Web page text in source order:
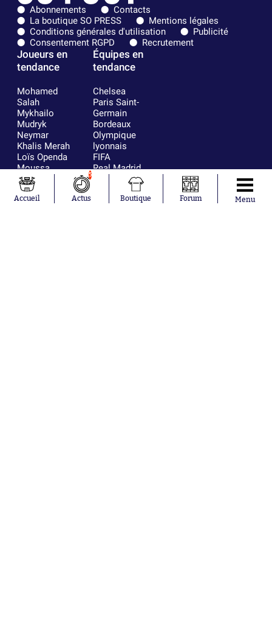
Abonnements
Contacts
La boutique SO PRESS
Mentions légales
Conditions générales d'utilisation
Publicité
Consentement RGPD
Recrutement
Joueurs en
tendance
Mohamed
Salah
Mykhailo
Mudryk
Neymar
Khalis Merah
Loïs Openda
Moussa
Niakhaté
Nicolás
Tagliafico
Équipes en
tendance
Chelsea
Paris Saint-
Germain
Bordeaux
Olympique
lyonnais
FIFA
Real Madrid
RC Strasbourg
France
Accueil
5
Actus Boutique Forum Menu